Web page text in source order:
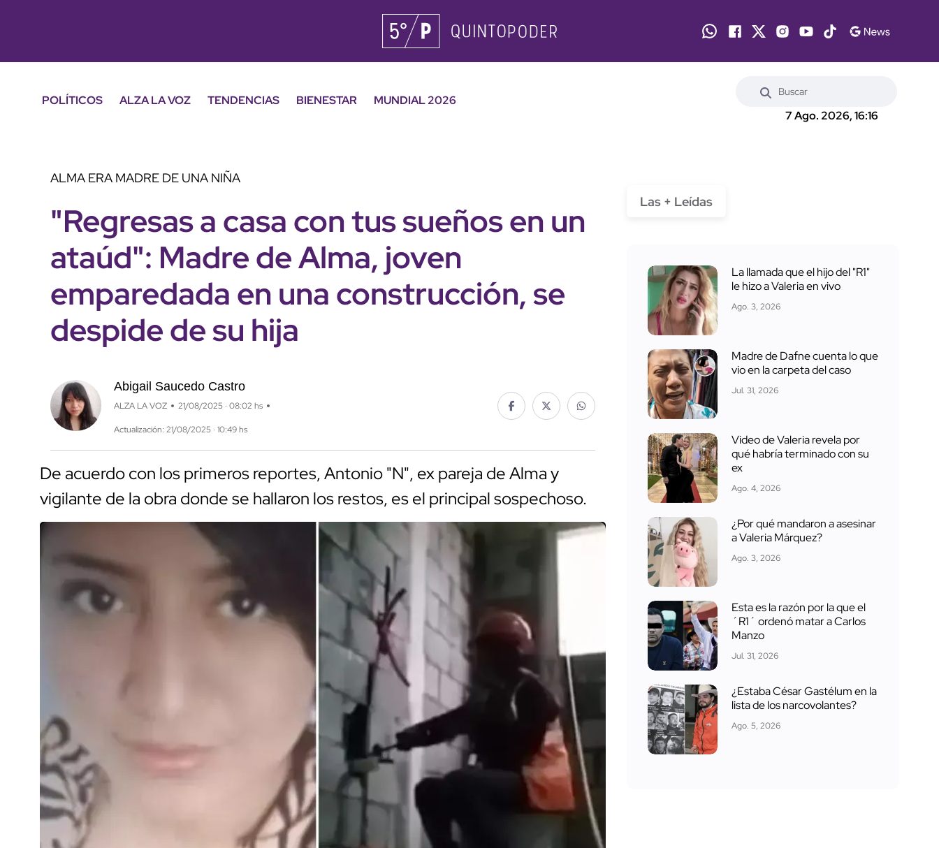
POLÍTICOS ALZA LA VOZ TENDENCIAS BIENESTAR
MUNDIAL 2026
7 Ago. 2026, 16:16
ALMA ERA MADRE DE UNA NIÑA
"Regresas a casa con tus sueños en un
ataúd": Madre de Alma, joven
emparedada en una construcción, se
despide de su hija
Abigail Saucedo Castro
ALZA LA VOZ 21/08/2025 · 08:02 hs
Actualización: 21/08/2025 · 10:49 hs
De acuerdo con los primeros reportes, Antonio "N", ex pareja de Alma y
vigilante de la obra donde se hallaron los restos, es el principal sospechoso.
Las + Leídas
La llamada que el hijo del "R1"
le hizo a Valeria en vivo
Ago. 3, 2026
Madre de Dafne cuenta lo que
vio en la carpeta del caso
Jul. 31, 2026
Video de Valeria revela por
qué habría terminado con su
ex
Ago. 4, 2026
¿Por qué mandaron a asesinar
a Valeria Márquez?
Ago. 3, 2026
Esta es la razón por la que el
´R1´ ordenó matar a Carlos
Manzo
Jul. 31, 2026
¿Estaba César Gastélum en la
lista de los narcovolantes?
Ago. 5, 2026